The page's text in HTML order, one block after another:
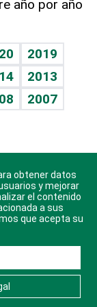
año por año
2019
2013
2007
iOS y
reservados.
Libre
obtener datos
y mejorar
el contenido
a sus
que acepta su